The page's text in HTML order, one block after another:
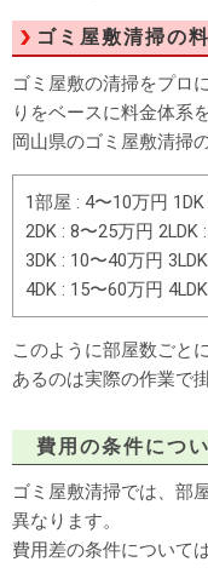
ゴミ屋敷清掃の
ゴミ屋敷の清掃をプロ
りをベースに料金体系
岡山県のゴミ屋敷清掃
1部屋 : 4〜10万円
2DK : 8〜25万円 2LDK
3DK : 10〜40万円
4DK : 15〜60万円
このように部屋数ごと
あるのは実際の作業で
費用の条件につ
ゴミ屋敷清掃では、部
異なります。
費用差の条件について